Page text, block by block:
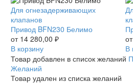
Привод
BFN230
Белимо
Для огнезадерживающих
клапанов
Привод BFN230 Белимо
от 14 280,00 ₽
В корзину
от
В
Товар добавлен в список желаний
Желаний
Товар удален из списка желаний